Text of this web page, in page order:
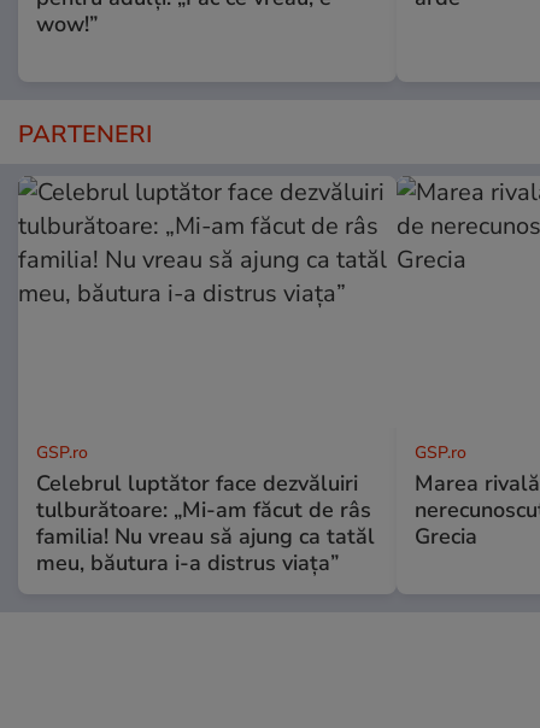
wow!”
PARTENERI
GSP.ro
Celebrul luptător face dezvăluiri
tulburătoare: „Mi-am făcut de râs
familia! Nu vreau să ajung ca tatăl
meu, băutura i-a distrus viața”
GSP.ro
Marea
Grecia